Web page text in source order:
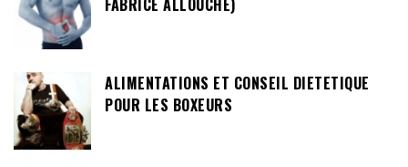
FABRICE ALLOUCHE)
ALIMENTATIONS ET CONSEIL DIETETIQUE
POUR LES BOXEURS